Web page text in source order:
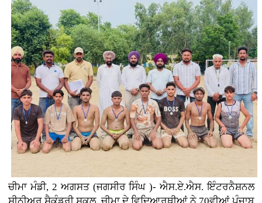
ਚੀਮਾ ਮੰਡੀ, 2 ਅਗਸਤ (ਜਗਸੀਰ ਸਿੰਘ )- ਐਸ.ਏ.ਐਸ. ਇੰਟਰਨੈਸ਼ਨਲ